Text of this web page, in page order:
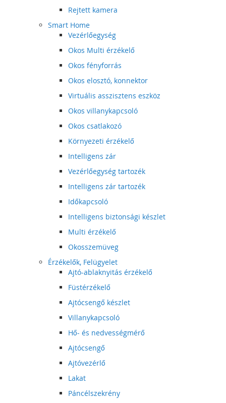
Rejtett kamera
Smart Home
Vezérlőegység
Okos Multi érzékelő
Okos fényforrás
Okos elosztó, konnektor
Virtuális asszisztens eszköz
Okos villanykapcsoló
Okos csatlakozó
Környezeti érzékelő
Intelligens zár
Vezérlőegység tartozék
Intelligens zár tartozék
Időkapcsoló
Intelligens biztonsági készlet
Multi érzékelő
Okosszemüveg
Érzékelők, Felügyelet
Ajtó-ablaknyitás érzékelő
Füstérzékelő
Ajtócsengő készlet
Villanykapcsoló
Hő- és nedvességmérő
Ajtócsengő
Ajtóvezérlő
Lakat
Páncélszekrény